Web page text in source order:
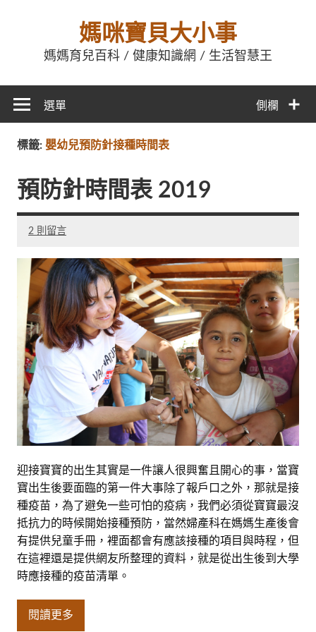
媽咪寶貝大小事
媽媽育兒百科 / 健康知識網 / 生活智慧王
側欄
選單
標籤: 嬰幼兒預防針接種時間表
預防針時間表 2019
2 則留言
迎接寶寶的出生其實是一件讓人很興奮且開心的事，當寶
寶出生後要面臨的第一件大事除了報戶口之外，那就是接
種疫苗，為了避免一些可怕的疫病，我們必須從寶寶最沒
抵抗力的時候開始接種預防，當然婦產科在媽媽生產後會
有提供兒童手冊，裡面都會有應該接種的項目與時程，但
在這裡還是提供網友所整理的資料，就是從出生後到大學
時應接種的疫苗清單。
閱讀更多